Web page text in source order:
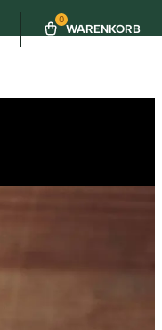
0
WARENKORB